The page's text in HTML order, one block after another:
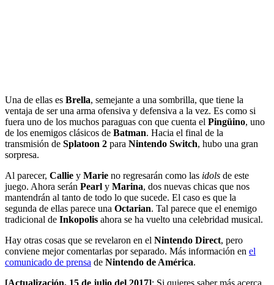
Una de ellas es Brella, semejante a una sombrilla, que tiene la
ventaja de ser una arma ofensiva y defensiva a la vez. Es como si
fuera uno de los muchos paraguas con que cuenta el Pingüino, uno
de los enemigos clásicos de Batman. Hacia el final de la
transmisión de Splatoon 2 para Nintendo Switch, hubo una gran
sorpresa.
Al parecer, Callie y Marie no regresarán como las idols de este
juego. Ahora serán Pearl y Marina, dos nuevas chicas que nos
mantendrán al tanto de todo lo que sucede. El caso es que la
segunda de ellas parece una Octarian. Tal parece que el enemigo
tradicional de Inkopolis ahora se ha vuelto una celebridad musical.
Hay otras cosas que se revelaron en el Nintendo Direct, pero
conviene mejor comentarlas por separado. Más información en el
comunicado de prensa de Nintendo de América.